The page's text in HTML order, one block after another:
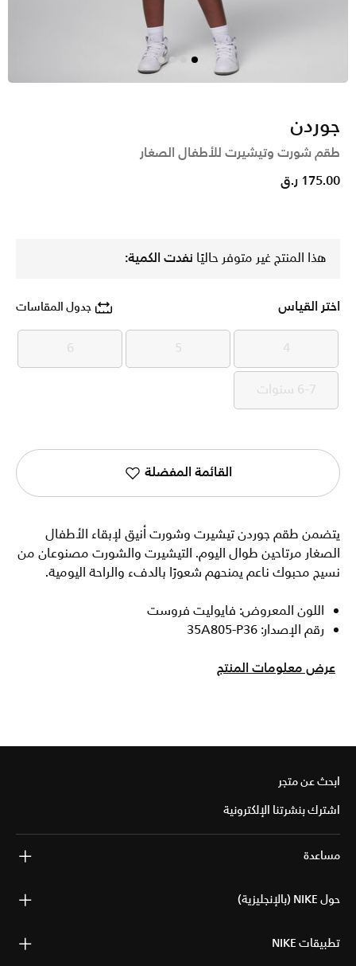
جوردن
طقم شورت وتيشيرت للأطفال الصغار
175.00 ر.ق
هذا المنتج غير متوفر حاليًا نفدت الكمية:
اختر القياس جدول المقاسات
4
5
5
6
6
6-7 سنوات 6-7 سنوات
القائمة المفضلة
يتضمن طقم جوردن تيشيرت وشورت أنيق لإبقاء الأطفال
الصغار مرتاحين طوال اليوم. التيشيرت والشورت مصنوعان من
نسيج محبوك ناعم يمنحهم شعورًا بالدفء والراحة اليومية.
اللون المعروض: فايوليت فروست
رقم الإصدار: 35A805-P36
عرض معلومات المنتج
ابحث عن متجر
اشترك بنشرتنا الإلكترونية
مساعدة
حول NIKE (بالإنجليزية)
تطبيقات NIKE